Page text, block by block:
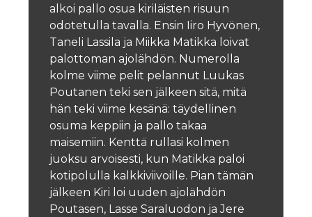
alkoi pallo osua kiriläisten risuun
odotetulla tavalla. Ensin Iiro Hyvönen,
Taneli Lassila ja Miikka Matikka loivat
palottoman ajolähdön. Numerolla
kolme viime pelit pelannut Luukas
Poutanen teki sen jälkeen sitä, mitä
hän teki viime kesänä: täydellinen
osuma keppiin ja pallo takaa
maisemiin. Kenttä rullasi kolmen
juoksu arvoisesti, kun Matikka paloi
kotipolulla kalkkiviivoille. Pian tämän
jälkeen Kiri loi uuden ajolähdön
Poutasen, Lasse Saraluodon ja Jere